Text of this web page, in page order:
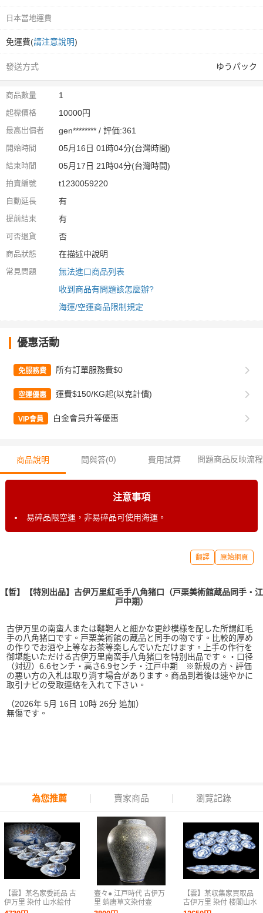
日本當地運費
免運費(請注意說明)
發送方式 ゆうパック
商品數量 1
起標價格 10000円
最高出價者 gen******** / 評価:361
開始時間 05月16日 01時04分(台灣時間)
結束時間 05月17日 21時04分(台灣時間)
拍賣編號 t1230059220
自動延長 有
提前結束 有
可否退貨 否
商品狀態 在描述中說明
常見問題
無法進口商品列表
收到商品有問題該怎麼辦?
海運/空運商品限制規定
優惠活動
免服務費 所有訂單服務費$0
空運優惠 運費$150/KG起(以克計價)
VIP會員 白金會員升等優惠
商品說明 問與答(0) 費用試算 問題商品反映流程
注意事項
易碎品限空運，非易碎品可使用海運。
翻譯 原始網頁
【哲】【特別出品】古伊万里紅毛手八角猪口（戸栗美術館蔵品同手・江
戸中期）
古伊万里の南蛮人または韃靼人と細かな更紗模様を配した所謂紅毛
手の八角猪口です。戸栗美術館の蔵品と同手の物です。比較的厚め
の作りでお酒や上等なお茶等楽しんでいただけます。上手の作行を
御堪能いただける古伊万里南蛮手八角猪口を特別出品です。・口径
（対辺）6.6センチ・高さ6.9センチ・江戸中期 ※新規の方、評価
の悪い方の入札は取り消す場合があります。商品到着後は速やかに
取引ナビの受取連絡を入れて下さい。
（2026年 5月 16日 10時 26分 追加）
無傷です。
為您推薦 賣家商品 瀏覽記錄
【雲】某名家委託品 古
伊万里 染付 山水絵付
金銀彩 獅子花絵付 舟形
壷々● 江戸時代 古伊万
里 蛸唐草文染付壷
37cm 唐物 骨董 [H197]
【雲】某収集家買取品
古伊万里 染付 楼閣山水
絵付 六角皿 13客 古美